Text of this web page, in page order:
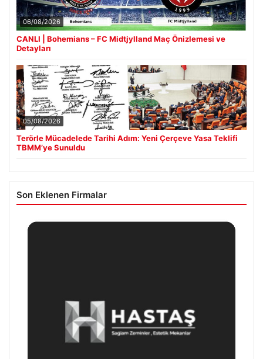
06/08/2026
CANLI | Bohemians – FC Midtjylland Maç Önizlemesi ve
Detayları
05/08/2026
Terörle Mücadelede Tarihi Adım: Yeni Çerçeve Yasa Teklifi
TBMM’ye Sunuldu
Son Eklenen Firmalar